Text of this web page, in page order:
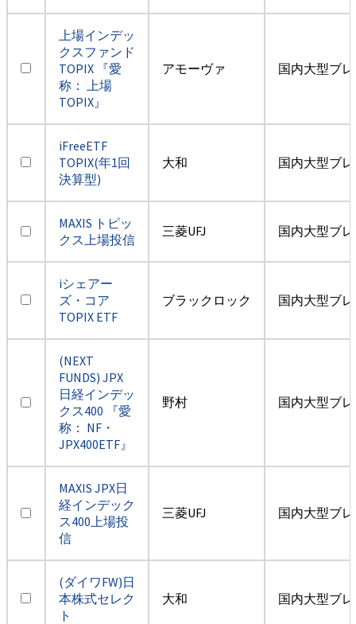
上場インデッ
クスファンド
TOPIX 『愛
称： 上場
TOPIX』
アモーヴァ 国内大型ブ
iFreeETF
TOPIX(年1回
決算型)
大和 国内大型ブ
MAXIS トピッ
クス上場投信
三菱UFJ 国内大型ブ
iシェアー
ズ・コア
TOPIX ETF
ブラックロック 国内大型ブ
(NEXT
FUNDS) JPX
日経インデッ
クス400 『愛
称： NF・
JPX400ETF』
野村 国内大型ブ
MAXIS JPX日
経インデック
ス400上場投
信
三菱UFJ 国内大型ブ
(ダイワFW)日
本株式セレク
ト
大和 国内大型ブ